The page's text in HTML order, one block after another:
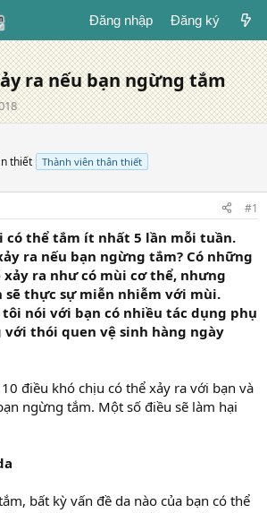
Đăng nhập Đăng ký
ra nếu bạn ngừng tắm
thiết Thành viên thân thiết
#1
có thể tắm ít nhất 5 lần mỗi tuần.
ra nếu bạn ngừng tắm? Có những
ra như có mùi cơ thể, nhưng
thực sự miễn nhiễm với mùi.
nói với bạn có nhiều tác dụng phụ
với thói quen vệ sinh hàng ngày
điều khó chịu có thể xảy ra với bạn và
ngừng tắm. Một số điều sẽ làm hại
bất kỳ vấn đề da nào của bạn có thể